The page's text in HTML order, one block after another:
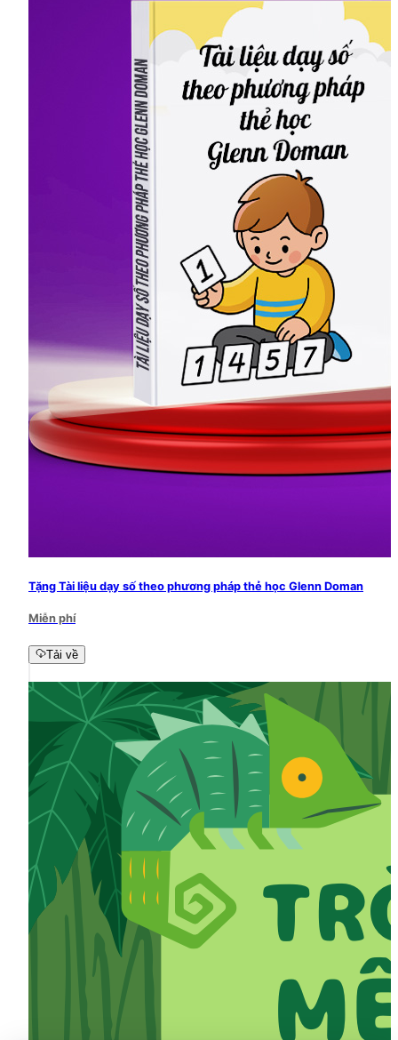
Tặng Tài liệu dạy số theo phương pháp thẻ học Glenn Doman
Miễn phí
Tải về